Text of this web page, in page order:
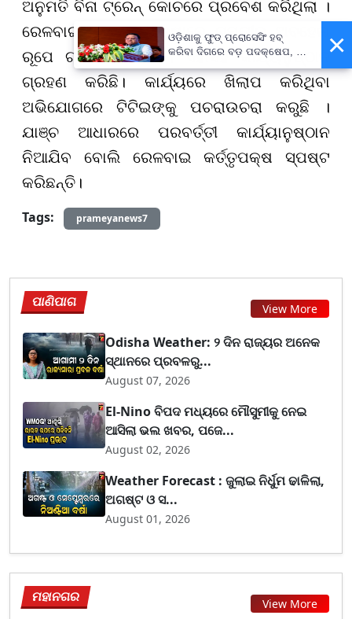
ଅନୁମତି ବିନା ଟ୍ରେନ୍ କୋଚରେ ପ୍ରବେଶ କରିଥିଲା ।
ରେଳବାଇ ଏହାକୁ ସୁରକ୍ଷାରେ ଗମ୍ଭୀର ଅବହେଳା
ରୂପେ ଗ୍ରହଣ କରିଛି । ଏହାସହ କାର୍ଯ୍ୟନୁଷ୍ଠାନ
ଗ୍ରହଣ କରିଛି। କାର୍ଯ୍ୟରେ ଖିଲାପ କରିଥିବା
ଅଭିଯୋଗରେ ଟିଟିଇଙ୍କୁ ପଚରାଉଚରା କରୁଛି ।
ଯାଞ୍ଚ ଆଧାରରେ ପରବର୍ତ୍ତୀ କାର୍ଯ୍ୟାନୁଷ୍ଠାନ
ନିଆଯିବ ବୋଲି ରେଳବାଇ କର୍ତ୍ତୃପକ୍ଷ ସ୍ପଷ୍ଟ
କରିଛନ୍ତି।
Tags:
prameyanews7
ପାଣିପାଗ View More
Odisha Weather: ୨ ଦିନ ରାଜ୍ୟର ଅନେକ
ସ୍ଥାନରେ ପ୍ରବଳରୁ...
August 07, 2026
El-Nino ବିପଦ ମଧ୍ୟରେ ମୌସୁମୀକୁ ନେଇ
ଆସିଲା ଭଲ ଖବର, ପଜେ...
August 02, 2026
Weather Forecast : ଜୁଲାଇ ନିର୍ଧୁମ ଢାଳିଲା,
ଅଗଷ୍ଟ ଓ ସ...
August 01, 2026
ମହାନଗର View More
×
ଓଡ଼ିଶାକୁ ଫୁଡ୍ ପ୍ରୋସେସିଂ ହବ୍
କରିବା ଦିଗରେ ବଡ଼ ପଦକ୍ଷେପ, ୪୨